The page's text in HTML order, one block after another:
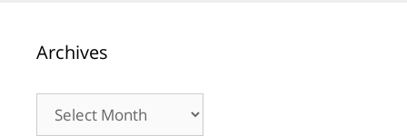
Archives